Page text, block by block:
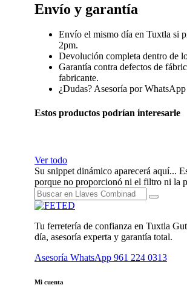
Envío y garantía
Envío el mismo día en Tuxtla si
2pm.
Devolución completa dentro de
Garantía contra defectos de
fabricante.
¿Dudas? Asesoría por
Estos productos podrían interesarle
Ver todo
Su snippet dinámico aparecerá aquí...
porque no proporcionó ni el filtro ni la
Tu ferretería de confianza en Tuxtla
día, asesoría experta y garantía total.
Asesoría WhatsApp 961 224 0313
Mi cuenta